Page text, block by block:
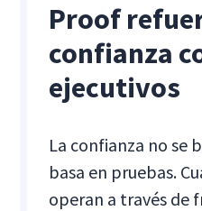
Proof
confianza
ejecutivos
La confianza no se
basa en pruebas.
operan a través de